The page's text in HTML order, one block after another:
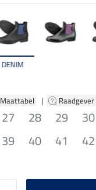
DENIM
Maattabel | Raadgever
27 28 29
30
39 40 41 42